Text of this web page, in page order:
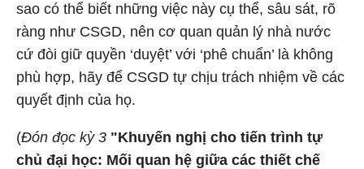
sao có thể biết những việc này cụ thể, sâu sát, rõ
ràng như CSGD, nên cơ quan quản lý nhà nước
cứ đòi giữ quyền ‘duyệt’ với ‘phê chuẩn’ là không
phù hợp, hãy để CSGD tự chịu trách nhiệm về các
quyết định của họ.
(Đón đọc kỳ 3 "Khuyến nghị cho tiến trình tự
chủ đại học: Mối quan hệ giữa các thiết chế